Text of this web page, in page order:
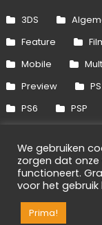
3DS
Feature
Mobile
Preview
PS6
PSP
Xbox 360
We gebruiken
zorgen dat
functioneert.
voor het gebruik
Prima!